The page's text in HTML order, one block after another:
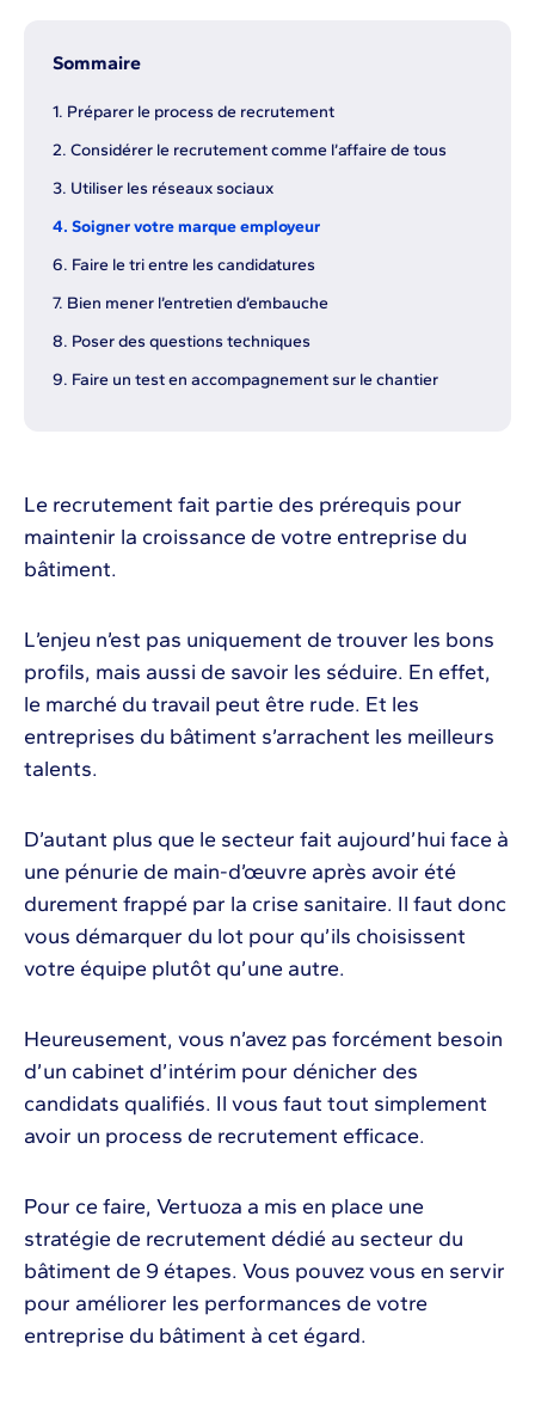
Sommaire
1. Préparer le process de recrutement
2. Considérer le recrutement comme l’affaire de tous
3. Utiliser les réseaux sociaux
4. Soigner votre marque employeur
6. Faire le tri entre les candidatures
7. Bien mener l’entretien d’embauche
8. Poser des questions techniques
9. Faire un test en accompagnement sur le chantier
Le recrutement fait partie des prérequis pour
maintenir la croissance de votre entreprise du
bâtiment.
L’enjeu n’est pas uniquement de trouver les bons
profils, mais aussi de savoir les séduire. En effet,
le marché du travail peut être rude. Et les
entreprises du bâtiment s’arrachent les meilleurs
talents.
D’autant plus que le secteur fait aujourd’hui face à
une pénurie de main-d’œuvre après avoir été
durement frappé par la crise sanitaire. Il faut donc
vous démarquer du lot pour qu’ils choisissent
votre équipe plutôt qu’une autre.
Heureusement, vous n’avez pas forcément besoin
d’un cabinet d’intérim pour dénicher des
candidats qualifiés. Il vous faut tout simplement
avoir un process de recrutement efficace.
Pour ce faire, Vertuoza a mis en place une
stratégie de recrutement dédié au secteur du
bâtiment de 9 étapes. Vous pouvez vous en servir
pour améliorer les performances de votre
entreprise du bâtiment à cet égard.